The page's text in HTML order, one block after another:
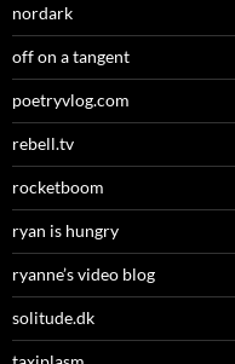
nordark
off on a tangent
poetryvlog.com
rebell.tv
rocketboom
ryan is hungry
ryanne’s video blog
solitude.dk